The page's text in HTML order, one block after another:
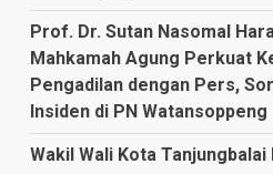
Prof. Dr. Sutan Nasomal
Mahkamah Agung Perkuat
Pengadilan dengan Pers,
Insiden di PN Watansoppeng
Wakil Wali Kota Tanjungbalai